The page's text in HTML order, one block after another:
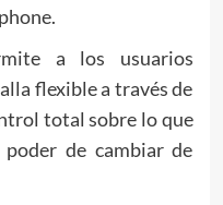
a los usuarios
flexible a través de
total sobre lo que
de cambiar de